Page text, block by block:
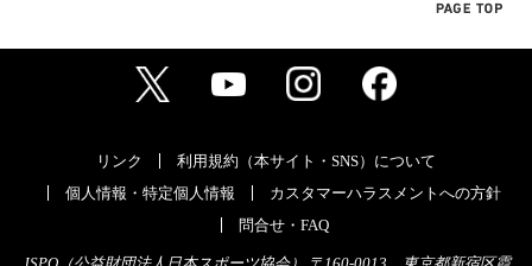
リンク
利用規約（本サイト・SNS）について
個人情報・特定個人情報
カスタマーハラスメントへの方針
問合せ・FAQ